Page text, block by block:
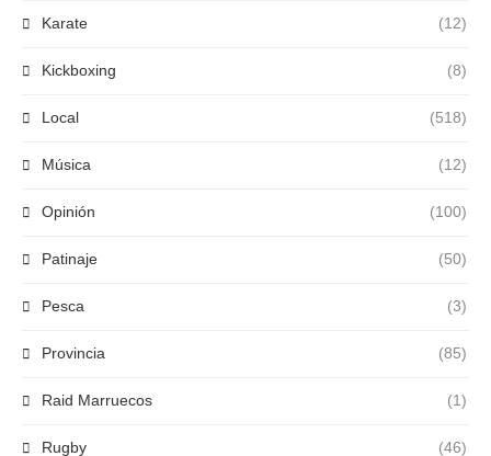
Karate (12)
Kickboxing (8)
Local (518)
Música (12)
Opinión (100)
Patinaje (50)
Pesca (3)
Provincia (85)
Raid Marruecos (1)
Rugby (46)